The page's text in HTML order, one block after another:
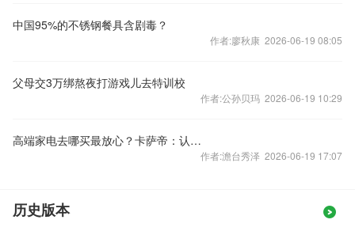
中国95%的不锈钢餐具含剧毒？
作者:廖秋康 2026-06-19 08:05
父母交3万绑熬夜打游戏儿去特训校
作者:公孙贝玛 2026-06-19 10:29
高端家电去哪买最放心？卡萨帝：认准官方渠道，售后无忧
作者:澹台秀泽 2026-06-19 17:07
历史版本